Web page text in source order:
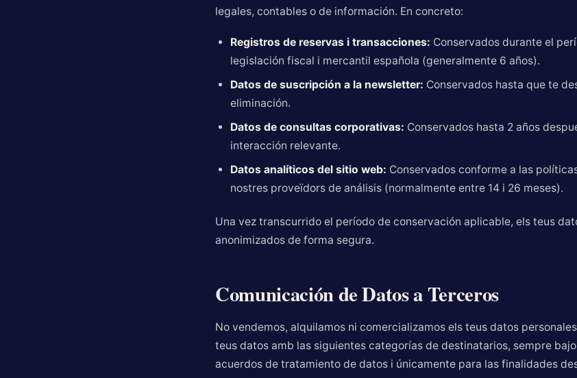
legales, contables o de información. En concreto:
Registros de reservas i transacciones: Conservados durante el
legislación fiscal i mercantil española (generalmente 6 años).
Datos de suscripción a la newsletter: Conservados hasta que te
eliminación.
Datos de consultas corporativas: Conservados hasta 2 años
interacción relevante.
Datos analíticos del sitio web: Conservados conforme a las
nostres proveïdors de análisis (normalmente entre 14 i 26 meses).
Una vez transcurrido el período de conservación aplicable, els teus
anonimizados de forma segura.
Comunicación de Datos a Terceros
No vendemos, alquilamos ni comercializamos els teus datos
teus datos amb las siguientes categorías de destinatarios, sempre
acuerdos de tratamiento de datos i únicamente para las finalidades